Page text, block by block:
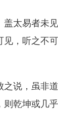
太易者未
，听之不
说，虽非
乾坤或几